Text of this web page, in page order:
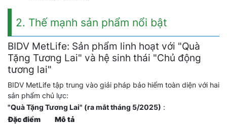
2. Thế mạnh sản phẩm nổi bật
BIDV MetLife: Sản phẩm linh hoạt với "Quà
Tặng Tương Lai" và hệ sinh thái "Chủ động
tương lai"
BIDV MetLife tập trung vào giải pháp bảo hiểm toàn diện với hai
sản phẩm chủ lực:
"Quà Tặng Tương Lai" (ra mắt tháng 5/2025) :
Đặc điểm
Mô tả